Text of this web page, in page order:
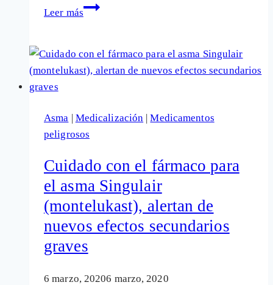
Leer más
Covid-
contaminación
del
más
letal
coronavirus
Asma | Medicalización |Medicamentos
peligrosos
Cuidado con el fármaco para
el asma Singulair
(montelukast), alertan de
nuevos efectos secundarios
graves
6 marzo, 20206 marzo, 2020